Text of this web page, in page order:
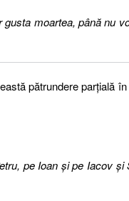
moartea, până nu
pătrundere parțială
pe Ioan şi pe Iacov